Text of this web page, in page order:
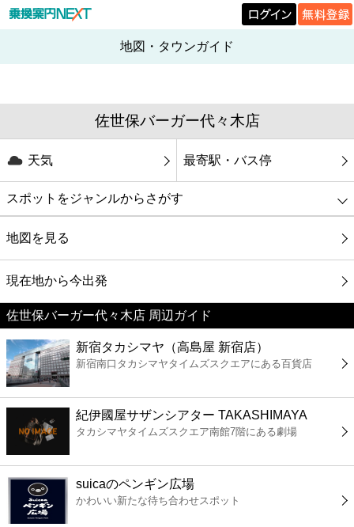
地図・タウンガイド
佐世保バーガー代々木店
天気 最寄駅・バス停
スポットをジャンルからさがす
グルメ
映画
美容
コンビニ
薬局
スーパー
エンタメ
地図を見る
現在地から今出発
佐世保バーガー代々木店 周辺ガイド
新宿タカシマヤ（高島屋 新宿店）
新宿南口タカシマヤタイムズスクエアにある百貨店
紀伊國屋サザンシアター TAKASHIMAYA
タカシマヤタイムズスクエア南館7階にある劇場
suicaのペンギン広場
かわいい新たな待ち合わせスポット